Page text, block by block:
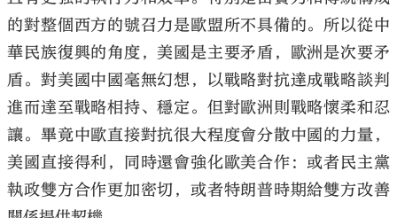
的對整個西方的號召力是歐盟所不具備的。所以從中
華民族復興的角度，美國是主要矛盾，歐洲是次要矛
盾。對美國中國毫無幻想，以戰略對抗達成戰略談判
進而達至戰略相持、穩定。但對歐洲則戰略懷柔和忍
讓。畢竟中歐直接對抗很大程度會分散中國的力量，
美國直接得利，同時還會強化歐美合作：或者民主黨
執政雙方合作更加密切，或者特朗普時期給雙方改善